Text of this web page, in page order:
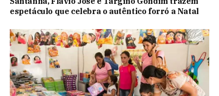
espetáculo que celebra o autêntico forró a Natal